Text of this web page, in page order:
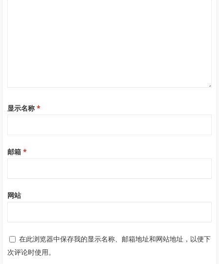
显示名称*
邮箱*
网站
在此浏览器中保存我的显示名称、邮箱地址和网站地址，以便下
次评论时使用。